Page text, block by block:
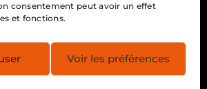
consentement peut avoir un effet
et fonctions.
Voir les préférences